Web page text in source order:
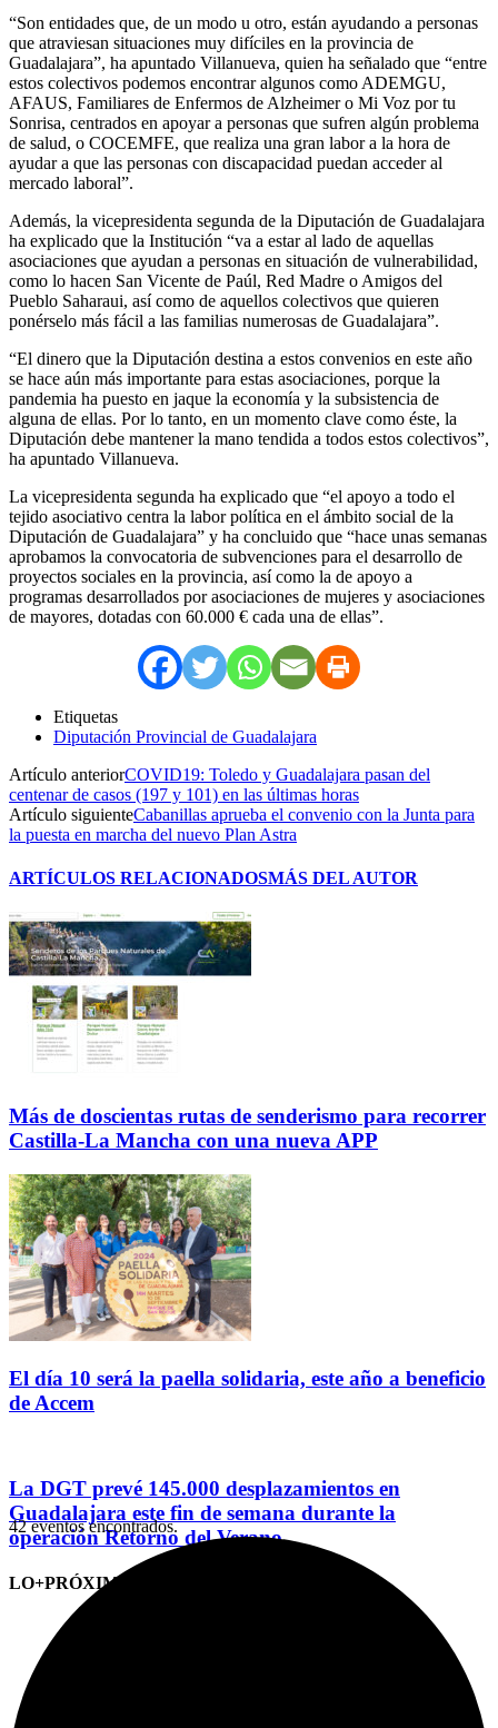
“Son entidades que, de un modo u otro, están ayudando a personas
que atraviesan situaciones muy difíciles en la provincia de
Guadalajara”, ha apuntado Villanueva, quien ha señalado que “entre
estos colectivos podemos encontrar algunos como ADEMGU,
AFAUS, Familiares de Enfermos de Alzheimer o Mi Voz por tu
Sonrisa, centrados en apoyar a personas que sufren algún problema
de salud, o COCEMFE, que realiza una gran labor a la hora de
ayudar a que las personas con discapacidad puedan acceder al
mercado laboral”.
Además, la vicepresidenta segunda de la Diputación de Guadalajara
ha explicado que la Institución “va a estar al lado de aquellas
asociaciones que ayudan a personas en situación de vulnerabilidad,
como lo hacen San Vicente de Paúl, Red Madre o Amigos del
Pueblo Saharaui, así como de aquellos colectivos que quieren
ponérselo más fácil a las familias numerosas de Guadalajara”.
“El dinero que la Diputación destina a estos convenios en este año
se hace aún más importante para estas asociaciones, porque la
pandemia ha puesto en jaque la economía y la subsistencia de
alguna de ellas. Por lo tanto, en un momento clave como éste, la
Diputación debe mantener la mano tendida a todos estos colectivos”,
ha apuntado Villanueva.
La vicepresidenta segunda ha explicado que “el apoyo a todo el
tejido asociativo centra la labor política en el ámbito social de la
Diputación de Guadalajara” y ha concluido que “hace unas semanas
aprobamos la convocatoria de subvenciones para el desarrollo de
proyectos sociales en la provincia, así como la de apoyo a
programas desarrollados por asociaciones de mujeres y asociaciones
de mayores, dotadas con 60.000 € cada una de ellas”.
Etiquetas
Diputación Provincial de Guadalajara
Artículo anteriorCOVID19: Toledo y Guadalajara pasan del
centenar de casos (197 y 101) en las últimas horas
Artículo siguienteCabanillas aprueba el convenio con la Junta para
la puesta en marcha del nuevo Plan Astra
ARTÍCULOS RELACIONADOSMÁS DEL AUTOR
Más de doscientas rutas de senderismo para recorrer
Castilla-La Mancha con una nueva APP
El día 10 será la paella solidaria, este año a beneficio
de Accem
La DGT prevé 145.000 desplazamientos en
Guadalajara este fin de semana durante la
operación Retorno del Verano
LO+PRÓXIMO (CITAS)
42 eventos encontrados.